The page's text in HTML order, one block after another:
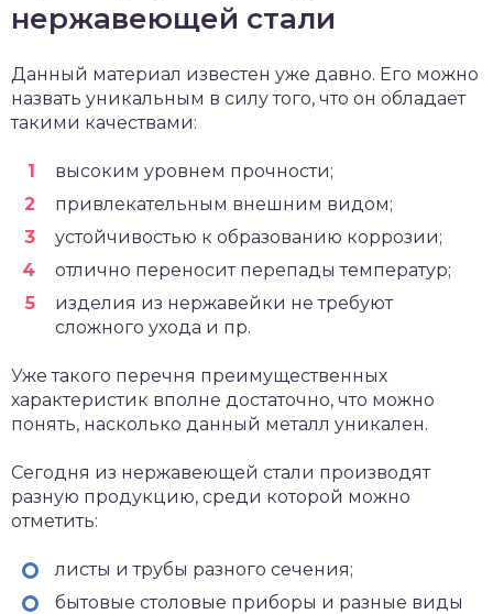
нержавеющей стали
Данный материал известен уже давно. Его можно
назвать уникальным в силу того, что он обладает
такими качествами:
высоким уровнем прочности;
привлекательным внешним видом;
устойчивостью к образованию коррозии;
отлично переносит перепады температур;
изделия из нержавейки не требуют
сложного ухода и пр.
Уже такого перечня преимущественных
характеристик вполне достаточно, что можно
понять, насколько данный металл уникален.
Сегодня из нержавеющей стали производят
разную продукцию, среди которой можно
отметить:
листы и трубы разного сечения;
бытовые столовые приборы и разные виды